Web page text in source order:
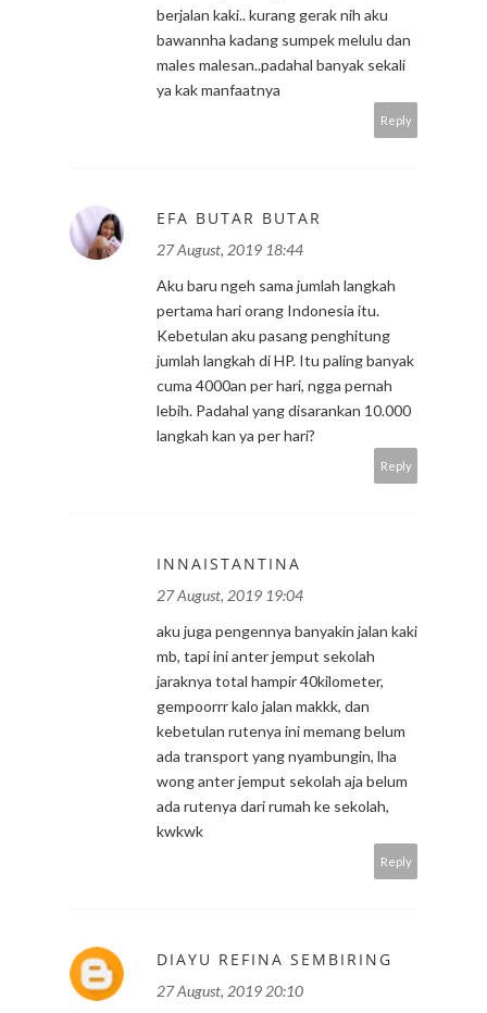
berjalan kaki.. kurang gerak nih aku
bawannha kadang sumpek melulu dan
males malesan..padahal banyak sekali
ya kak manfaatnya
Reply
EFA BUTAR BUTAR
27 August, 2019 18:44
Aku baru ngeh sama jumlah langkah
pertama hari orang Indonesia itu.
Kebetulan aku pasang penghitung
jumlah langkah di HP. Itu paling banyak
cuma 4000an per hari, ngga pernah
lebih. Padahal yang disarankan 10.000
langkah kan ya per hari?
Reply
INNAISTANTINA
27 August, 2019 19:04
aku juga pengennya banyakin jalan kaki
mb, tapi ini anter jemput sekolah
jaraknya total hampir 40kilometer,
gempoorrr kalo jalan makkk, dan
kebetulan rutenya ini memang belum
ada transport yang nyambungin, lha
wong anter jemput sekolah aja belum
ada rutenya dari rumah ke sekolah,
kwkwk
Reply
DIAYU REFINA SEMBIRING
27 August, 2019 20:10